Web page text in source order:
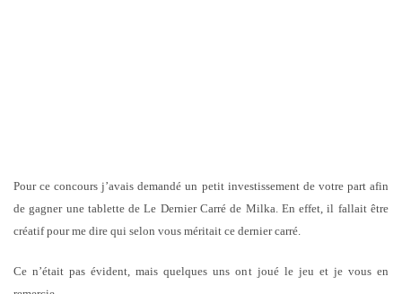
Pour ce concours j’avais demandé un petit investissement de votre part afin
de gagner une tablette de Le Dernier Carré de Milka. En effet, il fallait être
créatif pour me dire qui selon vous méritait ce dernier carré.
Ce n’était pas évident, mais quelques uns ont joué le jeu et je vous en